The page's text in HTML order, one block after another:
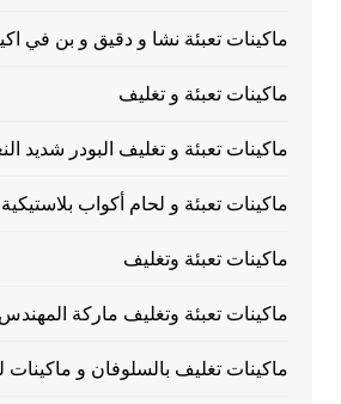
ماكينات تعبئة نشا و دقيق و بن في
ماكينات تعبئة و تغليف
ماكينات تعبئة و تغليف البودر شديد
ماكينات تعبئة و لحام أكواب بلاستيكية
ماكينات تعبئة وتغليف
ماكينات تعبئة وتغليف ماركة
ماكينات تغليف بالسلوفان و